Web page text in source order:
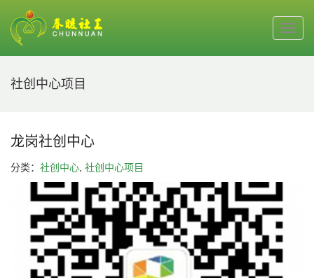
社创中心项目
龙岗社创中心
分类： 社创中心 社创中心项目